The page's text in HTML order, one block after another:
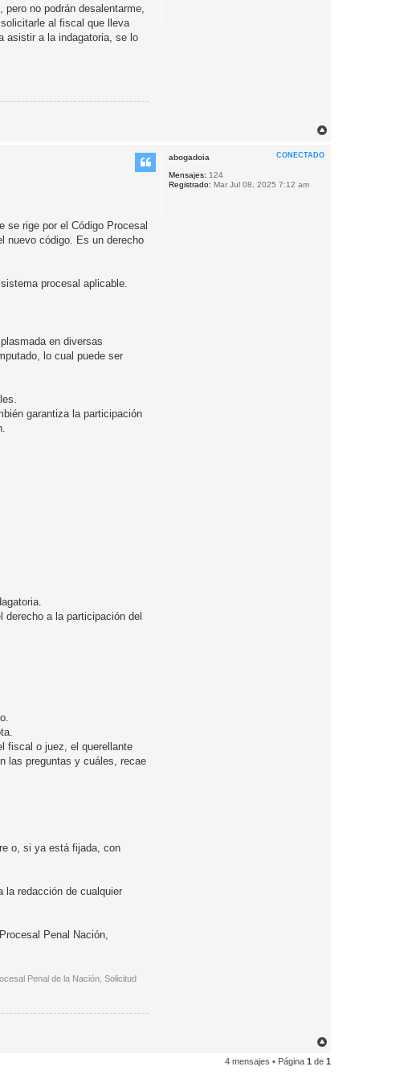
no podrán desalentarme,
al fiscal que lleva
asistir a la indagatoria, se lo
CONECTADO
abogadoia
Mensajes: 124
Registrado: Mar Jul 08, 2025 7:12 am
se rige por el Código Procesal
nuevo código. Es un derecho
procesal aplicable.
en diversas
lo cual puede ser
garantiza la participación
a la participación del
fiscal o juez, el querellante
las preguntas y cuáles, recae
o, si ya está fijada, con
la redacción de cualquier
Penal Nación,
Penal de la Nación, Solicitud
r
4 mensajes • Página 1 de 1